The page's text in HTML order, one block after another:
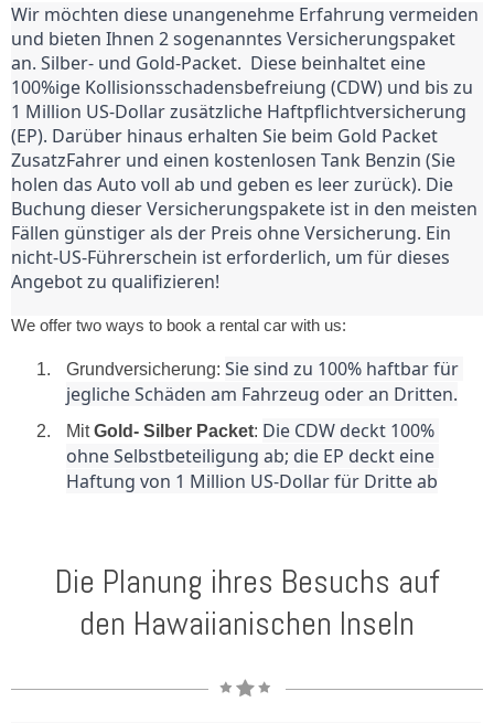
Wir möchten diese unangenehme Erfahrung vermeiden
und bieten Ihnen 2 sogenanntes Versicherungspaket
an. Silber- und Gold-Packet.  Diese beinhaltet eine
100%ige Kollisionsschadensbefreiung (CDW) und bis zu
1 Million US-Dollar zusätzliche Haftpflichtversicherung
(EP). Darüber hinaus erhalten Sie beim Gold Packet
ZusatzFahrer und einen kostenlosen Tank Benzin (Sie
holen das Auto voll ab und geben es leer zurück). Die
Buchung dieser Versicherungspakete ist in den meisten
Fällen günstiger als der Preis ohne Versicherung. Ein
nicht-US-Führerschein ist erforderlich, um für dieses
Angebot zu qualifizieren!
We offer two ways to book a rental car with us:
Grundversicherung: Sie sind zu 100% haftbar für
jegliche Schäden am Fahrzeug oder an Dritten.
MitGold- Silber Packet: Die CDW deckt 100%
ohne Selbstbeteiligung ab; die EP deckt eine
Haftung von 1 Million US-Dollar für Dritte ab
Die Planung ihres Besuchs auf
den Hawaiianischen Inseln